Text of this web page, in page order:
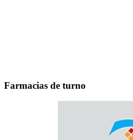
Farmacias de turno